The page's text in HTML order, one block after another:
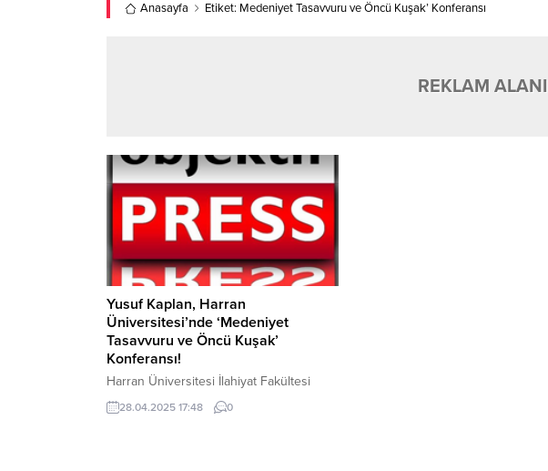
Anasayfa Etiket: Medeniyet Tasavvuru ve Öncü Kuşak’ Konferansı
REKLAM ALANI
Yusuf Kaplan, Harran
Üniversitesi’nde ‘Medeniyet
Tasavvuru ve Öncü Kuşak’
Konferansı!
Harran Üniversitesi İlahiyat Fakültesi
Dekanlığı ve İlahiyat Fakültesi Öğrenci
Temsilciliği tarafından, “Medeniyet
28.04.2025 17:48 0